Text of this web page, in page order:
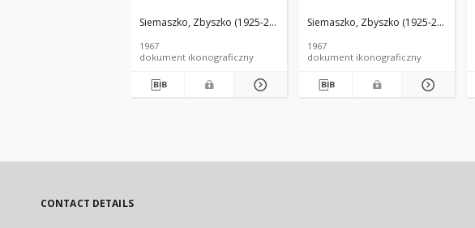
Siemaszko, Zbyszko (1925-2015).
1967
dokument ikonograficzny
zachodniej, Wąchock
Siemaszko, Zbyszko (1925-2015).
1967
dokument ikonograficzny
CONTACT DETAILS